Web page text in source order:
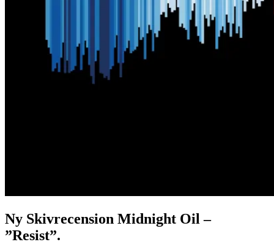
Ny Skivrecension Midnight Oil –
”Resist”.